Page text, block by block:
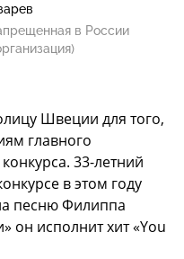
в России
Швеции для того,
главного
33-летний
в этом году
песню Филиппа
он исполнит хит «You